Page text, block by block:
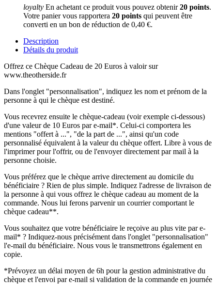
loyalty En achetant ce produit vous pouvez obtenir20 points.
Votre panier vous rapportera 20 points qui peuvent être
converti en un bon de réduction de 0,40 €.
Description
Détails du produit
Offrez ce Chèque Cadeau de 20 Euros à valoir sur
www.theotherside.fr
Dans l'onglet "personnalisation", indiquez les nom et prénom de la
personne à qui le chèque est destiné.
Vous recevrez ensuite le chèque-cadeau (voir exemple ci-dessous)
d'une valeur de 10 Euros par e-mail*. Celui-ci comportera les
mentions "offert à ...", "de la part de ...", ainsi qu'un code
personnalisé équivalent à la valeur du chèque offert. Libre à vous de
l'imprimer pour l'offrir, ou de l'envoyer directement par mail à la
personne choisie.
Vous préférez que le chèque arrive directement au domicile du
bénéficiaire ? Rien de plus simple. Indiquez l'adresse de livraison de
la personne à qui vous offrez le chèque cadeau au moment de la
commande. Nous lui ferons parvenir un courrier comportant le
chèque cadeau**.
Vous souhaitez que votre bénéficiaire le reçoive au plus vite par e-
mail* ? Indiquez-nous précisément dans l'onglet "personnalisation"
l'e-mail du bénéficiaire. Nous vous le transmettrons également en
copie.
*Prévoyez un délai moyen de 6h pour la gestion administrative du
chèque et l'envoi par e-mail si validation de la commande en journée